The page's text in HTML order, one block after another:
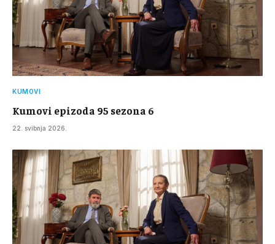
KUMOVI
Kumovi epizoda 95 sezona 6
22. svibnja 2026.